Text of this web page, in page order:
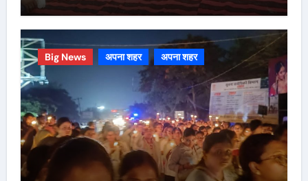
Big News अपना शहर अपना शहर